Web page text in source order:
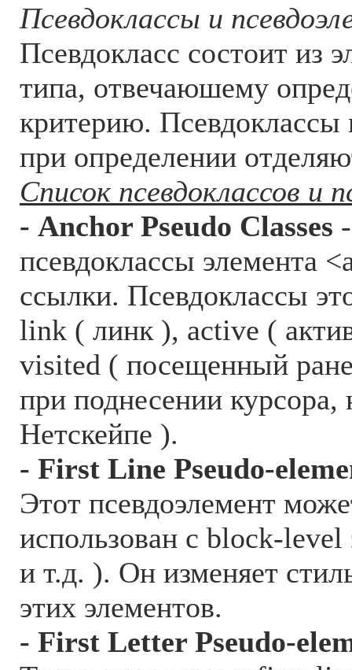
Псевдоклассы и
Псевдокласс состоит из
типа, отвечаюшему
критерию. Псевдоклассы
при определении
Список псевдоклассов и
- Anchor Pseudo Classes
псевдоклассы элемента
ссылки. Псевдоклассы
link ( линк ), active (
visited ( посещенный
при поднесении курсора,
Нетскейпе ).
- First Line Pseudo-
Этот псевдоэлемент
использован с block-
и т.д. ). Он изменяет
этих элементов.
- First Letter Pseudo-